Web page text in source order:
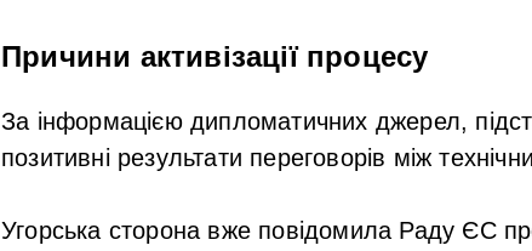
Причини активізації процесу
За інформацією дипломатичних джерел,
позитивні результати переговорів між
Угорська сторона вже повідомила Раду ЄС